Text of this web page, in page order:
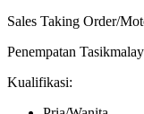
Sales Taking Order/
Penempatan
Kualifikasi: